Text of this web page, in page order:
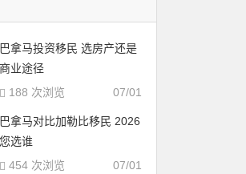
巴拿马投资移民 选房产还是
商业途径
07/01
188 次浏览
巴拿马对比加勒比移民 2026
您选谁
07/01
454 次浏览